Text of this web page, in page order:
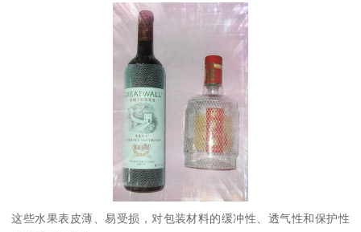
这些水果表皮薄、易受损，对包装材料的缓冲性、透气性和保护性